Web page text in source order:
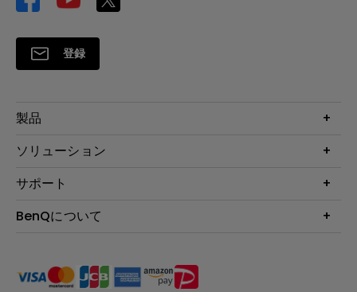
登録
製品
プロジェクター
照明
Webカメラ
ソリューション
ビジネス向け
知識ページ
AQCOLOR
e-Sports
サポート
サポート
製品保守サービス終了のご案内
BenQについて
リーダーシップ
ニュース